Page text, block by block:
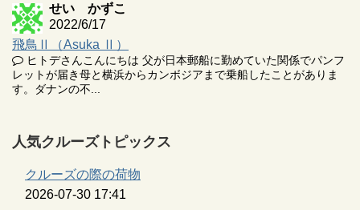
せい かずこ
2022/6/17
飛鳥Ⅱ（Asuka Ⅱ）
ヒトデさんこんにちは 父が日本郵船に勤めていた関係でパンフ
レットが届き母と横浜からカンボジアまで乗船したことがありま
す。ダナンの不...
人気クルーズトピックス
クルーズの際の荷物
2026-07-30 17:41